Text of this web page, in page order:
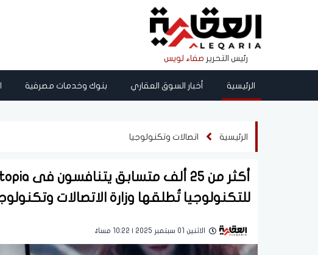
رئيس التحرير صفاء لويس
الرئيسية أخبار السوق العقاري بنوك وخدمات مصرفية
الرئيسية اتصالات وتكنولوجيا
للتكنولوجيا تُطلقها وزارة الاتصالات
الاثنين 01 سبتمبر 2025 | 10:22 مساءً